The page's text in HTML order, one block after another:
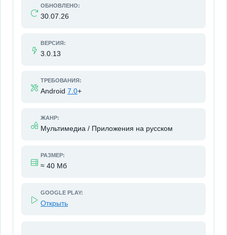
ОБНОВЛЕНО:
30.07.26
ВЕРСИЯ:
3.0.13
ТРЕБОВАНИЯ:
Android 7.0+
ЖАНР:
Мультимедиа / Приложения на русском
РАЗМЕР:
≈ 40 Мб
GOOGLE PLAY:
Открыть